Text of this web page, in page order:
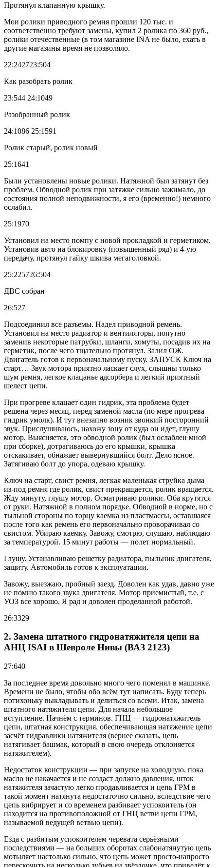
Протянул клапанную крышку.
Мои ролики приводного ремня прошли 120 тыс. и
соответственно требуют замены, купил 2 ролика по 360 руб.,
ролики отечественные (в том магазине INA не было, ехать в
другие магазины время не позволяло.
22:242723:504
Как разобрать ролик
23:544 24:1049
Разобранный ролик
24:1086 25:1591
Ролик старый, ролик новый
25:1641
Были установлены новые ролики. Натяжной был затянут без
проблем. Обводной ролик при затяжке сильно зажимало, до
состояния полной неподвижности, я его (временно!) немного
ослабил.
25:1970
Установил на место помпу с новой прокладкой и герметиком.
Установив авто на блокировку (повышенный ряд) и 4-ую
передачу, протянул гайку шкива мегаголовкой.
25:225726:504
ДВС собран
26:527
Подсоединил все разъемы. Надел приводной ремень.
Установил на место радиатор и вентиляторы, попутно
заменив некоторые патрубки, шланги, хомуты, посадив их на
герметик, после чего тщательно протянул. Залил ОЖ.
Двигатель готов к первоначальному пуску. ЗАПУСК Ключ на
старт… Звук мотора приятно ласкает слух, слышны только
шум ремня, легкое клацанье адсорбера и легкий приятный
шелест цепи.
При прогреве клацает один гидрик, эта проблема будет
решена через месяц, перед заменой масла (по мере прогрева
гидрик умолк). И тут внезапно возник звонкий посторонний
звук. Прислушиваюсь, нахожу зону от куда он идет, глушу
мотор. Выясняется, это обводной ролик (был ослаблен мной
при сборке), дотрагиваюсь до его крышки, крышка
отскакивает, обнажает вывернувшийся болт. Дело ясное.
Затягиваю болт до упора, одеваю крышку.
Ключ на старт, свист ремня, легкая маленькая струйка дыма
из-под ремня где ролик, свист прекращается, ролик вращается.
Жду минуту, глушу мотор. Осматриваю ролики. Оба крутятся
от руки. Натяжной в полном порядке. Обводной в норме, но с
тыльной стороны по торцу каемка из пластмассы, оставшаяся
после того как ремень его первоначально проворачивал со
свистом. Убираю каемку. Завожу, смотрю, слушаю, наблюдаю
за температурой. 15 минут работы — полет нормальный.
Глушу. Устанавливаю решетку радиатора, пыльник двигателя,
защиту. Автомобиль готов к эксплуатации.
Завожу, выезжаю, пробный заезд. Доволен как удав, давно уже
не помню такого звука двигателя. Мотор приемистый, т.е. с
УОЗ все хорошо. Я рад и доволен проделанной работой.
26:3329
2. Замена штатного гидронатяжителя цепи на
АНЦ ISAI в Шевроле Нивы (ВАЗ 2123)
27:640
За последнее время довольно много чего поменял в машинке.
Времени не было, чтобы обо всём тут написать. Буду теперь
потихоньку выкладывать и делиться со всеми. Итак, замена
штатного натяжителя цепи. Для начала небольшое
вступление. Начнём с терминов. ГНЦ — гидронатяжитель
цепи, штатная конструкция, обеспечивающая натяжение цепи
засчёт гидравлики натяжителя (вернее сказать, цепь
натягивает башмак, который в свою очередь отклоняется
натяжителем).
Недостаток конструкции — при запуске на холодную, пока
масло не накачается и не создаст должно давления, шток
натяжителя зачастую легко продавливается и цепь ГРМ в
такой момент натянута недостаточно сильно, вследствие чего
цепь вибрирует и со временем разбивает успокоитель (он
находится на противоположной от ГНЦ ветви цепи ГРМ,
называемой ведущей ветвью цепи).
Езда с разбитым успокоителем черевата серьёзными
последствиями — на больших оборотах слабонатянутую цепь
мотыляет настолько сильно, что цепь может просто-напросто